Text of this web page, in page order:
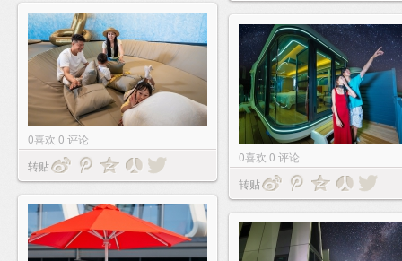
0喜欢 0 评论
转贴
0喜欢 0 评论
转贴